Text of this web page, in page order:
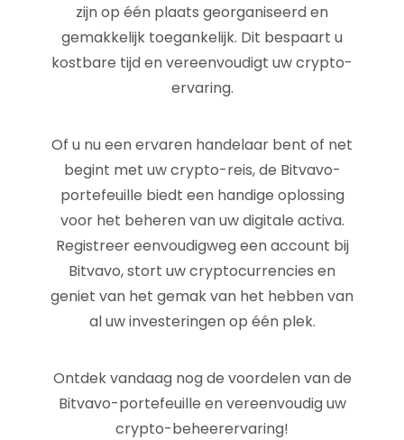
zijn op één plaats georganiseerd en
gemakkelijk toegankelijk. Dit bespaart u
kostbare tijd en vereenvoudigt uw crypto-
ervaring.
Of u nu een ervaren handelaar bent of net
begint met uw crypto-reis, de Bitvavo-
portefeuille biedt een handige oplossing
voor het beheren van uw digitale activa.
Registreer eenvoudigweg een account bij
Bitvavo, stort uw cryptocurrencies en
geniet van het gemak van het hebben van
al uw investeringen op één plek.
Ontdek vandaag nog de voordelen van de
Bitvavo-portefeuille en vereenvoudig uw
crypto-beheerervaring!